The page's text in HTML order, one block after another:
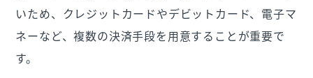
いため、クレジットカードやデビットカード、電子マ
ネーなど、複数の決済手段を用意することが重要で
す。